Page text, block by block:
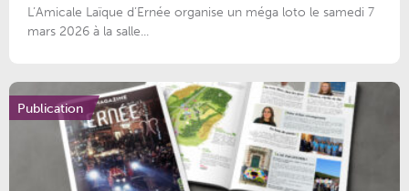
L’Amicale Laïque d’Ernée organise un méga loto le samedi 7
mars 2026 à la salle...
Publication